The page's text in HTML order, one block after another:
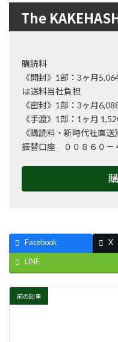
The
購読料
《開封》1部：3ヶ月
は送料当社負担
《密封》1部：3ヶ月
《手渡》1部：1ヶ月
《購読料・新時代社直送》
振替口座 ００８６０
Facebook X
LINE
前の記事